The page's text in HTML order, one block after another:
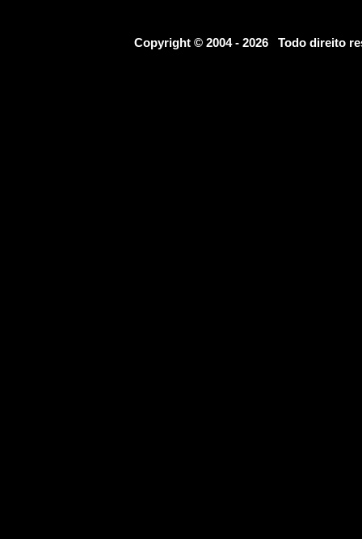
Copyright © 2004 - 2026 Todo direito